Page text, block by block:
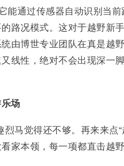
能通过传感器自动识别当前
路况模式。这对于越野新
由博世专业团队在真是越
线性，绝对不会出现深一
场
烈马觉得还不够。再来来点
家本领，每一项都直击越野